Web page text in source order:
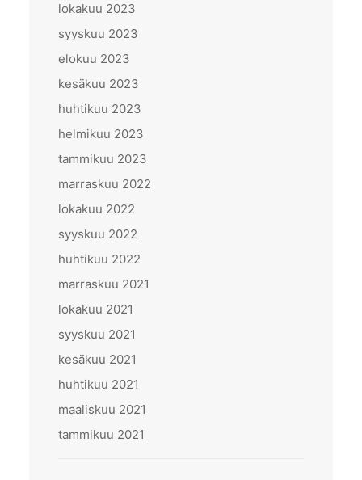
lokakuu 2023
syyskuu 2023
elokuu 2023
kesäkuu 2023
huhtikuu 2023
helmikuu 2023
tammikuu 2023
marraskuu 2022
lokakuu 2022
syyskuu 2022
huhtikuu 2022
marraskuu 2021
lokakuu 2021
syyskuu 2021
kesäkuu 2021
huhtikuu 2021
maaliskuu 2021
tammikuu 2021